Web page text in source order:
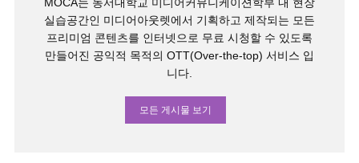
실습공간인 미디어아웃렛에서 기획하고 제작되는 모든
프리미엄 콘텐츠를 인터넷으로 무료 시청할 수 있도록
만들어진 공익적 목적의 OTT(Over-the-top) 서비스 입
니다.
모든 게시물 보기